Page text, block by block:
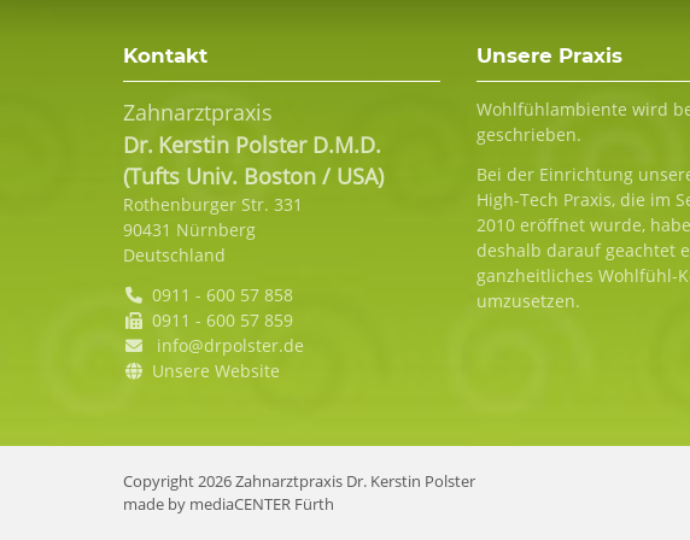
Kontakt
Zahnarztpraxis
Dr. Kerstin Polster D.M.D.
(Tufts Univ. Boston / USA)
Rothenburger Str. 331
90431 Nürnberg
Deutschland
0911 - 600 57 858
0911 - 600 57 859
info@drpolster.de
Unsere Website
Unsere Praxis
Wohlfühlambiente wird
geschrieben.
Bei der Einrichtung
High-Tech Praxis, die im
2010 eröffnet wurde,
deshalb darauf geachtet
ganzheitliches Wohlfühl-
umzusetzen.
Copyright 2026 Zahnarztpraxis Dr. Kerstin Polster
made by mediaCENTER Fürth